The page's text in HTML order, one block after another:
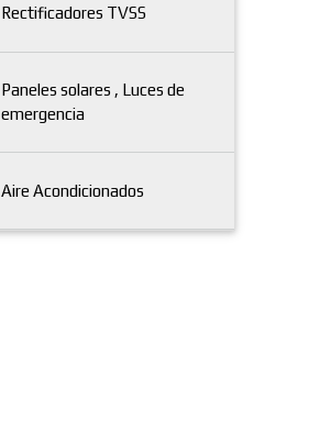
Rectificadores TVSS
Paneles solares , Luces de
emergencia
Aire Acondicionados